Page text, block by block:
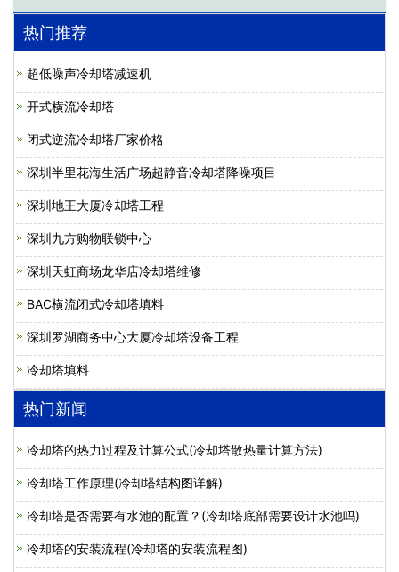
热门推荐
超低噪声冷却塔减速机
开式横流冷却塔
闭式逆流冷却塔厂家价格
深圳半里花海生活广场超静音冷却塔降噪项目
深圳地王大厦冷却塔工程
深圳九方购物联锁中心
深圳天虹商场龙华店冷却塔维修
BAC横流闭式冷却塔填料
深圳罗湖商务中心大厦冷却塔设备工程
冷却塔填料
热门新闻
冷却塔的热力过程及计算公式(冷却塔散热量计算方法)
冷却塔工作原理(冷却塔结构图详解)
冷却塔是否需要有水池的配置？(冷却塔底部需要设计水池吗)
冷却塔的安装流程(冷却塔的安装流程图)